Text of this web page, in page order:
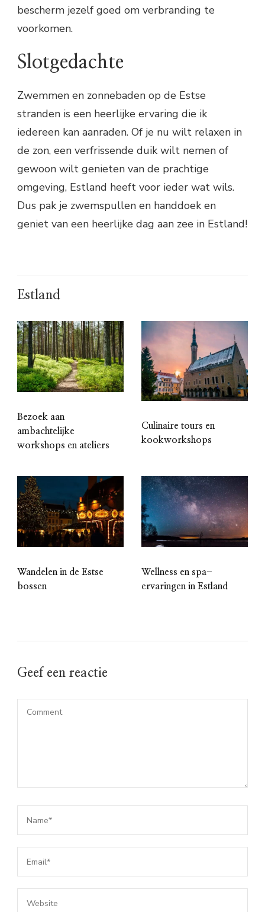
bescherm jezelf goed om verbranding te
voorkomen.
Slotgedachte
Zwemmen en zonnebaden op de Estse
stranden is een heerlijke ervaring die ik
iedereen kan aanraden. Of je nu wilt relaxen in
de zon, een verfrissende duik wilt nemen of
gewoon wilt genieten van de prachtige
omgeving, Estland heeft voor ieder wat wils.
Dus pak je zwemspullen en handdoek en
geniet van een heerlijke dag aan zee in Estland!
Estland
Bezoek aan
ambachtelijke
workshops en ateliers
Culinaire tours en
kookworkshops
Wandelen in de Estse
bossen
Wellness en spa-
ervaringen in Estland
Geef een reactie